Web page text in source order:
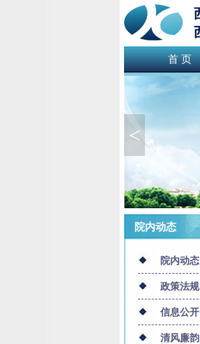
首 页
<
院内动态
院内动态
政策法规
信息公开
清风廉韵